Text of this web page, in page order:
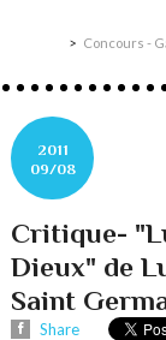
Concours -
2011
09/08
Critique-
Dieux" de
Saint
Share